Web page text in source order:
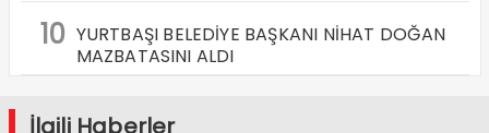
10 YURTBAŞI BELEDİYE BAŞKANI NİHAT DOĞAN
MAZBATASINI ALDI
İlgili Haberler